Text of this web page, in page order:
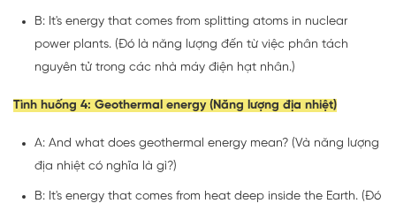
B: It's energy that comes from splitting atoms in nuclear
power plants. (Đó là năng lượng đến từ việc phân tách
nguyên tử trong các nhà máy điện hạt nhân.)
Tình huống 4: Geothermal energy (Năng lượng địa nhiệt)
A: And what does geothermal energy mean? (Và năng lượng
địa nhiệt có nghĩa là gì?)
B: It's energy that comes from heat deep inside the Earth. (Đó